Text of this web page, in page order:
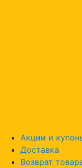
Акции и
Доставка
Возврат